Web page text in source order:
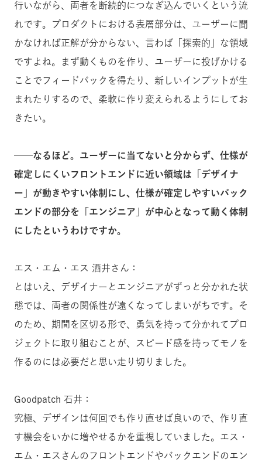
行いながら、両者を断続的につなぎ込んでいくという流
れです。プロダクトにおける表層部分は、ユーザーに聞
かなければ正解が分からない、言わば「探索的」な領域
ですよね。まず動くものを作り、ユーザーに投げかける
ことでフィードバックを得たり、新しいインプットが生
まれたりするので、柔軟に作り変えられるようにしてお
きたい。
──なるほど。ユーザーに当てないと分からず、仕様が
確定しにくいフロントエンドに近い領域は「デザイナ
ー」が動きやすい体制にし、仕様が確定しやすいバック
エンドの部分を「エンジニア」が中心となって動く体制
にしたというわけですか。
エス・エム・エス 酒井さん：
とはいえ、デザイナーとエンジニアがずっと分かれた状
態では、両者の関係性が遠くなってしまいがちです。そ
のため、期間を区切る形で、勇気を持って分かれてプロ
ジェクトに取り組むことが、スピード感を持ってモノを
作るのには必要だと思い走り切りました。
Goodpatch 石井：
究極、デザインは何回でも作り直せば良いので、作り直
す機会をいかに増やせるかを重視していました。エス・
エム・エスさんのフロントエンドやバックエンドのエン